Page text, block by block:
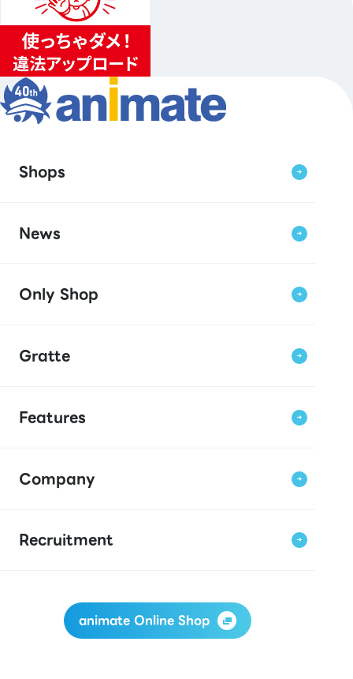
Shops
News
Only Shop
Gratte
Features
Company
Recruitment
animate Online Shop